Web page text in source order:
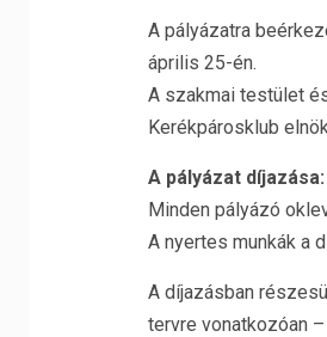
A pályázatra
április 25-én.
A szakmai testület
Kerékpárosklub
A pályázat díjazása:
Minden pályázó
A nyertes munkák a
A díjazásban
tervre vonatkozóan